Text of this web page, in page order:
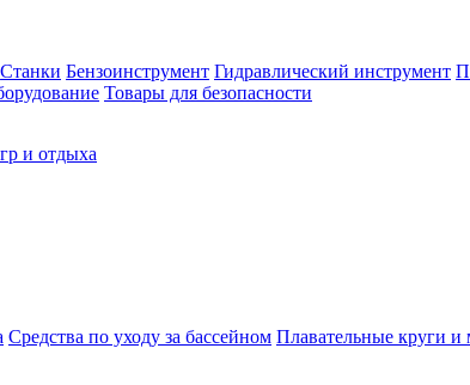
Станки Бензоинструмент Гидравлический инструмент
Товары для безопасности
и отдыха
Средства по уходу за бассейном Плавательные круги и